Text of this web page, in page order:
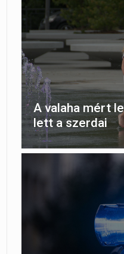
A valaha mért
lett a szerdai